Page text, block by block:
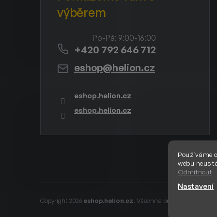
Používáme
webu
Odmítnout
Nastavení
eshop@helion.cz
+420 792 646 712
eshop.helion.cz
eshop.helion.cz
Copyright 2026 eshop.helion.cz. Všechna práva vyhrazena.